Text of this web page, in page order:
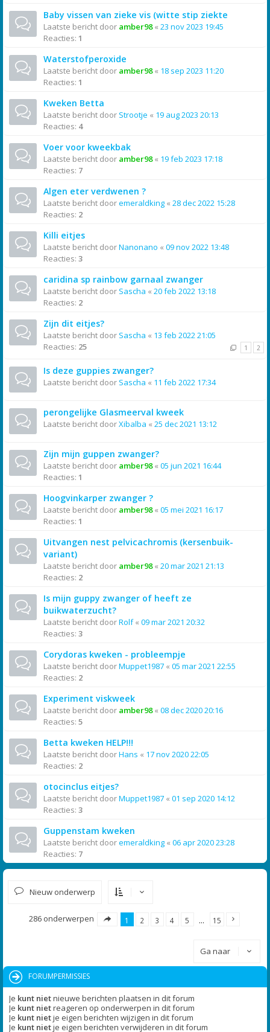
Baby vissen van zieke vis (witte stip ziekte
Laatste bericht door amber98« 23 nov 2023 19:45
Reacties: 1
Waterstofperoxide
Laatste bericht door amber98« 18 sep 2023 11:20
Reacties: 1
Kweken Betta
Laatste bericht door Strootje « 19 aug 2023 20:13
Reacties: 4
Voer voor kweekbak
Laatste bericht door amber98« 19 feb 2023 17:18
Reacties: 7
Algen eter verdwenen ?
Laatste bericht dooremeraldking « 28 dec 2022 15:28
Reacties: 2
Killi eitjes
Laatste bericht doorNanonano « 09 nov 2022 13:48
Reacties: 3
caridina sp rainbow garnaal zwanger
Laatste bericht door Sascha « 20 feb 2022 13:18
Reacties: 2
Zijn dit eitjes?
Laatste bericht door Sascha « 13 feb 2022 21:05
Reacties: 25 1 2
Is deze guppies zwanger?
Laatste bericht door Sascha « 11 feb 2022 17:34
perongelijke Glasmeerval kweek
Laatste bericht doorXibalba « 25 dec 2021 13:12
Zijn mijn guppen zwanger?
Laatste bericht door amber98« 05 jun 2021 16:44
Reacties: 1
Hoogvinkarper zwanger ?
Laatste bericht door amber98« 05 mei 2021 16:17
Reacties: 1
Uitvangen nest pelvicachromis (kersenbuik-
variant)
Laatste bericht door amber98« 20 mar 2021 21:13
Reacties: 2
Is mijn guppy zwanger of heeft ze
buikwaterzucht?
Laatste bericht doorRolf« 09 mar 2021 20:32
Reacties: 3
Corydoras kweken - probleempje
Laatste bericht doorMuppet1987 « 05 mar 2021 22:55
Reacties: 2
Experiment viskweek
Laatste bericht door amber98« 08 dec 2020 20:16
Reacties: 5
Betta kweken HELP!!!
Laatste bericht doorHans « 17 nov 2020 22:05
Reacties: 2
otocinclus eitjes?
Laatste bericht doorMuppet1987 « 01 sep 2020 14:12
Reacties: 3
Guppenstam kweken
Laatste bericht dooremeraldking « 06 apr 2020 23:28
Reacties: 7
Nieuw onderwerp
286 onderwerpen 1 2 3 4 5 … 15
Ga naar
FORUMPERMISSIES
Je kunt nietnieuwe berichten plaatsen in dit forum
Je kunt nietreageren op onderwerpen in dit forum
Je kunt nietje eigen berichten wijzigen in dit forum
Je kunt nietje eigen berichten verwijderen in dit forum